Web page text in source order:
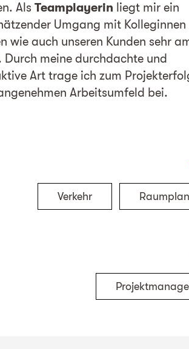
Als Teamplayerin liegt mir ein
Umgang mit Kolleginnen
wie auch unseren Kunden sehr
Durch meine durchdachte und
Art trage ich zum
Arbeitsumfeld bei.
Verkehr